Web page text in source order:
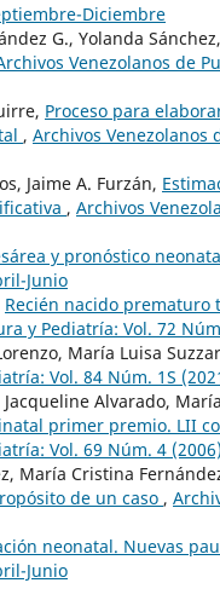
Diciembre
G., Yolanda
Venezolanos de
Proceso para
, Archivos Venezolanos
Jaime A. Furzán,
, Archivos
y pronóstico
Junio
Recién nacido
y Pediatría: Vol. 72
María Luisa
Vol. 84 Núm. 1S
Alvarado,
primer premio. LII
Vol. 69 Núm. 4
María Cristina
de un caso ,
neonatal. Nuevas
Junio